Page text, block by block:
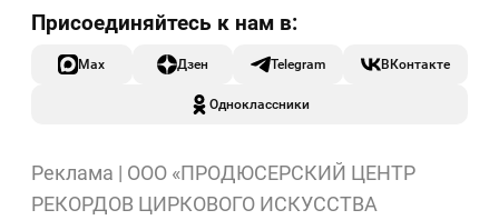
Max Дзен Telegram ВКонтакте
Одноклассники
Реклама | ООО «ПРОДЮСЕРСКИЙ ЦЕНТР
РЕКОРДОВ ЦИРКОВОГО ИСКУССТВА